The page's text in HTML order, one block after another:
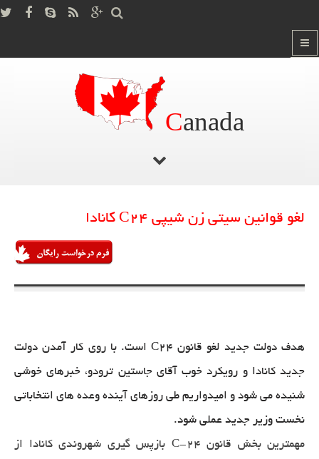
Canada
لغو قوانین سیتی زن شیپی C24 کانادا
هدف دولت جدید لغو قانون C24 است. با روی کار آمدن دولت
جدید کانادا و رویکرد خوب آقای جاستین ترودو، خبرهای خوشی
شنیده می شود و امیدواریم طی روزهای آینده وعده های انتخاباتی
نخست وزیر جدید عملی شود.
مهمترین بخش قانون C-24 بازپس گیری شهروندی کانادا از